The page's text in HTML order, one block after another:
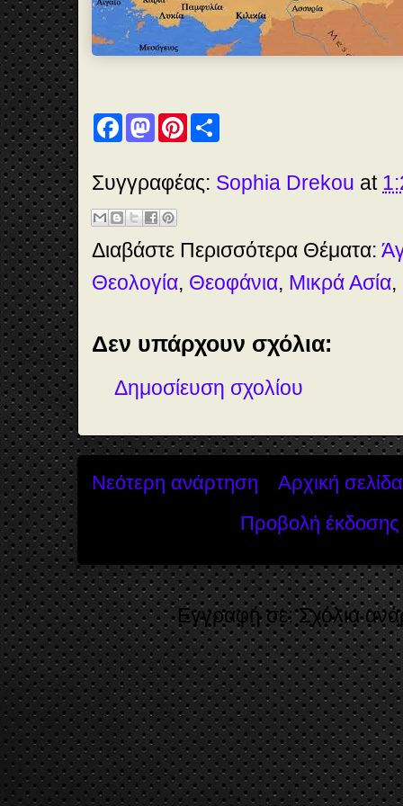
οκί
ας
F
a
b
o
o
k
M
a
o
d
o
n
P
e
r
e
Συγγραφέας: Sophia Drekou at
Διαβάστε Περισσότερα Θέματα:
Θεολογία, Θεοφάνια, Μικρά Ασία,
Δεν υπάρχουν σχόλια:
Δημοσίευση σχολίου
Νεότερη ανάρτηση
Αρχική σελίδα
Προβολή έκδοσης
Εγγραφή σε:Σχόλια